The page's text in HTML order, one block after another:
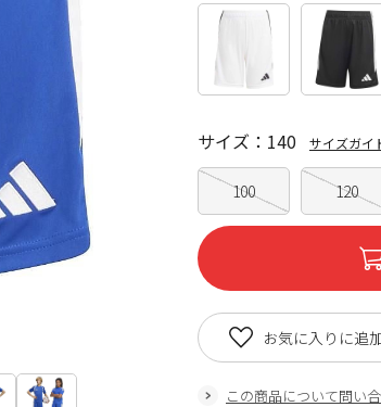
100 120
サイズ：140 サイズガイ
この商品について問い
お気に入りに追